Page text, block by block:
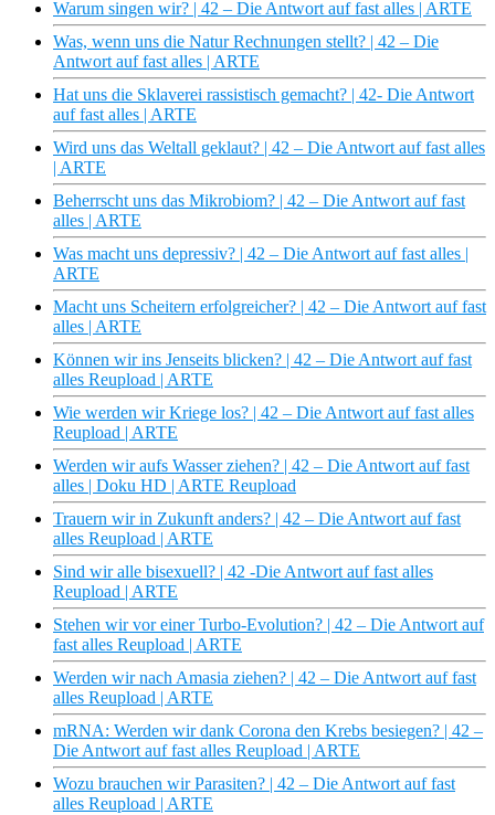
Warum singen wir? | 42 – Die Antwort auf fast alles | ARTE
Was, wenn uns die Natur Rechnungen stellt? | 42 – Die
Antwort auf fast alles | ARTE
Hat uns die Sklaverei rassistisch gemacht? | 42- Die Antwort
auf fast alles | ARTE
Wird uns das Weltall geklaut? | 42 – Die Antwort auf fast alles
| ARTE
Beherrscht uns das Mikrobiom? | 42 – Die Antwort auf fast
alles | ARTE
Was macht uns depressiv? | 42 – Die Antwort auf fast alles |
ARTE
Macht uns Scheitern erfolgreicher? | 42 – Die Antwort auf fast
alles | ARTE
Können wir ins Jenseits blicken? | 42 – Die Antwort auf fast
alles Reupload | ARTE
Wie werden wir Kriege los? | 42 – Die Antwort auf fast alles
Reupload | ARTE
Werden wir aufs Wasser ziehen? | 42 – Die Antwort auf fast
alles | Doku HD | ARTE Reupload
Trauern wir in Zukunft anders? | 42 – Die Antwort auf fast
alles Reupload | ARTE
Sind wir alle bisexuell? | 42 -Die Antwort auf fast alles
Reupload | ARTE
Stehen wir vor einer Turbo-Evolution? | 42 – Die Antwort auf
fast alles Reupload | ARTE
Werden wir nach Amasia ziehen? | 42 – Die Antwort auf fast
alles Reupload | ARTE
mRNA: Werden wir dank Corona den Krebs besiegen? | 42 –
Die Antwort auf fast alles Reupload | ARTE
Wozu brauchen wir Parasiten? | 42 – Die Antwort auf fast
alles Reupload | ARTE